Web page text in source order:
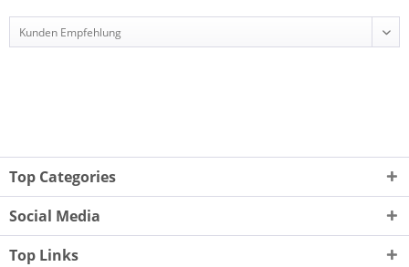
Top Categories
Social Media
Top Links